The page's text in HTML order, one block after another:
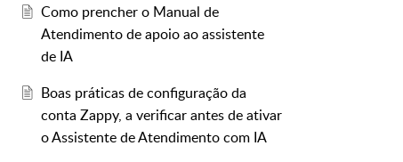
Como prencher o Manual de
Atendimento de apoio ao assistente
de IA
Boas práticas de configuração da
conta Zappy, a verificar antes de ativar
o Assistente de Atendimento com IA